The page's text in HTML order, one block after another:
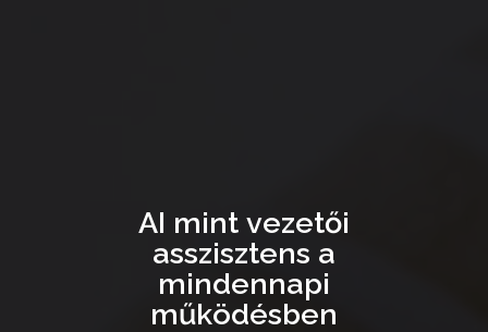
AI mint vezetői
asszisztens a
mindennapi
működésben